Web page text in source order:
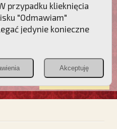
Polaków!
Przymierze
WESPRZYJ
NAS
przypadku klieknięcia
"Odmawiam"
jedynie konieczne
Akceptuję